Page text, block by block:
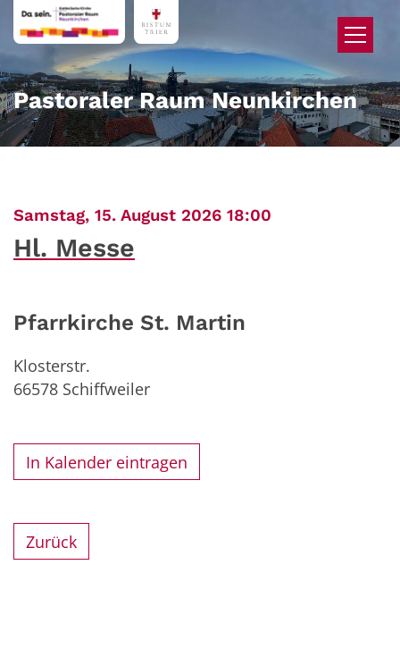
Zum Inhalt springen
Pastoraler Raum Neunkirchen
Samstag, 15. August 2026 18:00
Hl. Messe
Pfarrkirche St. Martin
Klosterstr.
66578 Schiffweiler
In Kalender eintragen
Zurück